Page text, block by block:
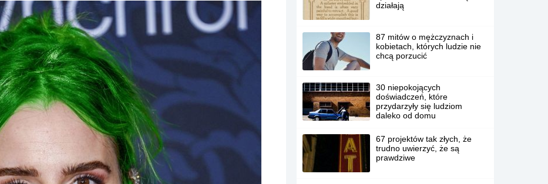
działają
87 mitów o mężczyznach i
kobietach, których ludzie nie
chcą porzucić
30 niepokojących
doświadczeń, które
przydarzyły się ludziom
daleko od domu
67 projektów tak złych, że
trudno uwierzyć, że są
prawdziwe